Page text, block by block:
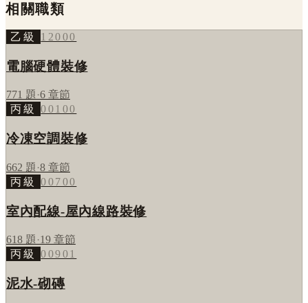
相關職類
乙級 12000
電腦硬體裝修
771 題 ·6 章節
丙級
00100
冷凍空調裝修
662 題 ·8 章節
丙級
00700
室內配線-屋內線路裝修
618 題 ·19 章節
丙級
00901
泥水-砌磚